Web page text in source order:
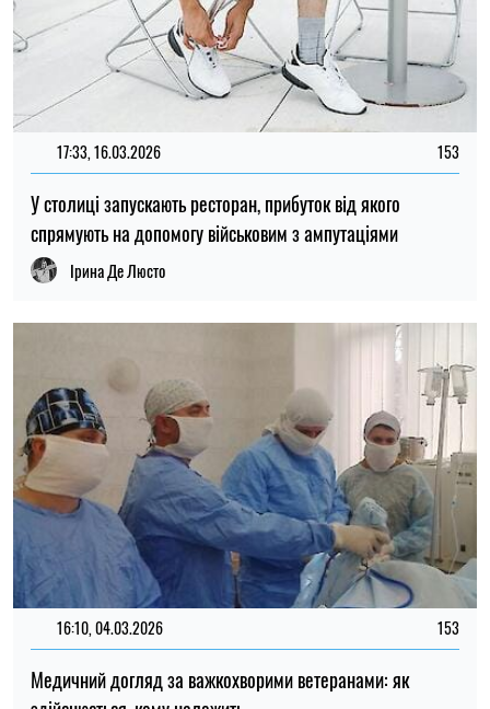
17:33, 16.03.2026 153
У столиці запускають ресторан, прибуток від якого
спрямують на допомогу військовим з ампутаціями
Ірина Де Люсто
16:10, 04.03.2026 153
Медичний догляд за важкохворими ветеранами: як